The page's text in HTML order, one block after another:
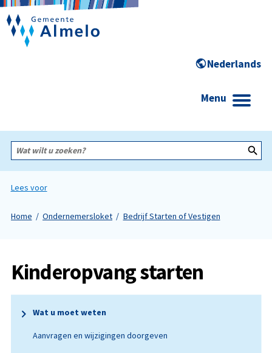
Menu
Wat
wilt
zoeken?
Lees voor
Home Ondernemersloket Bedrijf Starten of Vestigen
Kinderopvang starten
Wat u moet weten
Aanvragen en wijzigingen doorgeven